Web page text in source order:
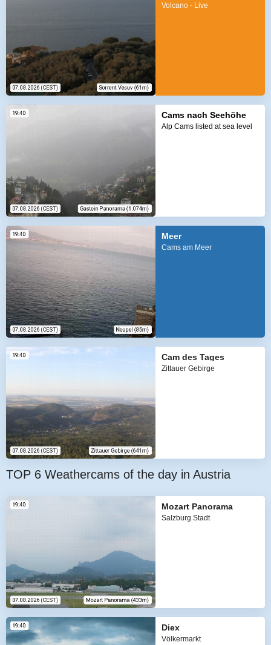
Volcano - Live
Cams nach Seehöhe
Alp Cams listed at sea level
Meer
Cams am Meer
Cam des Tages
Zittauer Gebirge
TOP 6 Weathercams of the day in Austria
Mozart Panorama
Salzburg Stadt
Diex
Völkermarkt